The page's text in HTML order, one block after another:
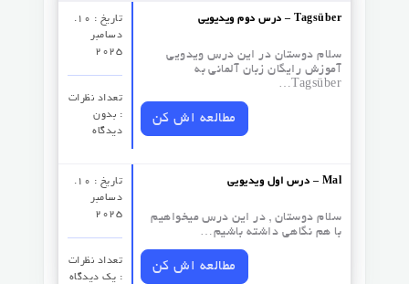
تاریخ : 10.
دسامبر
2025
تعداد نظرات‌
: بدون
دیدگاه
درس دوم ویدیویی – Tagsüber
سلام دوستان در این درس ویدویی
آموزش رایگان زبان آلمانی به
Tagsüber…
مطالعه اش کن
تاریخ : 10.
دسامبر
2025
تعداد نظرات‌
: یک دیدگاه
درس اول ویدیویی – Mal
سلام دوستان , در این درس میخواهیم
با هم نگاهی داشته باشیم…
مطالعه اش کن